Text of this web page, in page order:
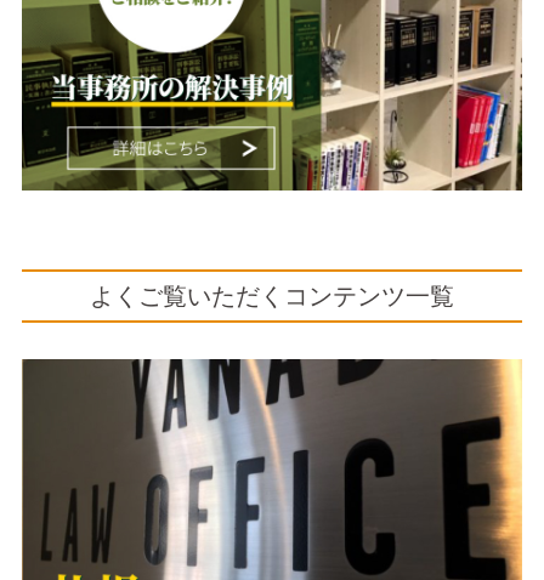
よくご覧いただくコンテンツ一覧